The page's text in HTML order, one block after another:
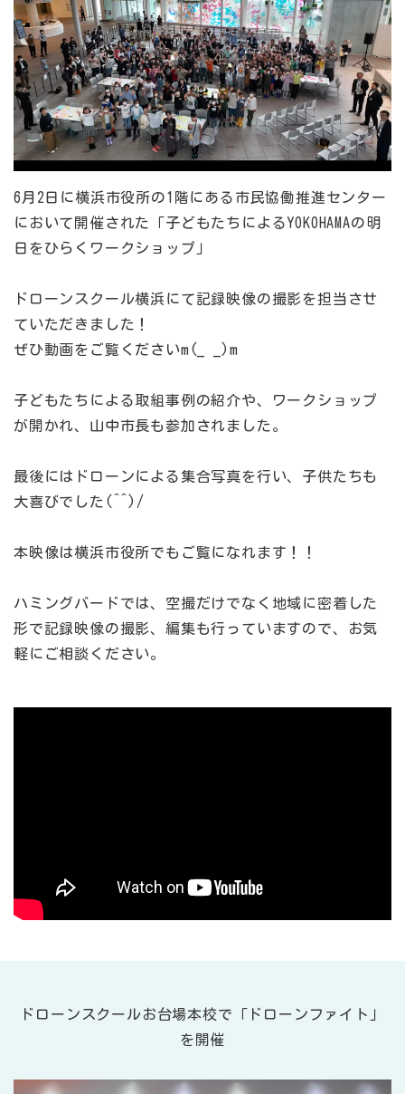
6月2日に横浜市役所の1階にある市民協働推進センター
において開催された「子どもたちによるYOKOHAMAの明
日をひらくワークショップ」
ドローンスクール横浜にて記録映像の撮影を担当させ
ていただきました！
ぜひ動画をご覧くださいm(_ _)m
子どもたちによる取組事例の紹介や、ワークショップ
が開かれ、山中市長も参加されました。
最後にはドローンによる集合写真を行い、子供たちも
大喜びでした(^^)/
本映像は横浜市役所でもご覧になれます！！
ハミングバードでは、空撮だけでなく地域に密着した
形で記録映像の撮影、編集も行っていますので、お気
軽にご相談ください。
ドローンスクールお台場本校で「ドローンファイト」
を開催